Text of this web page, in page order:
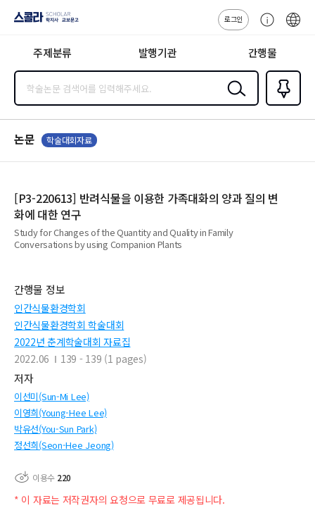
지사·교보문고
로그인
센
주제분류 발행기관 간행물
검색
즐겨찾
기0
논문 학술대회자료
[P3-220613] 반려식물을 이용한 가족대화의 양과 질의 변
화에 대한 연구
Study for Changes of the Quantity and Quality in Family
Conversations by using Companion Plants
간행물 정보
인간식물환경학회
인간식물환경학회 학술대회
2022년 춘계학술대회 자료집
2022.06
139 - 139 (1 pages)
저자
이선미(Sun-Mi Lee)
이영희(Young-Hee Lee)
박유선(You-Sun Park)
정선희(Seon-Hee Jeong)
이용수 220
* 이 자료는 저작권자의 요청으로 무료로 제공됩니다.